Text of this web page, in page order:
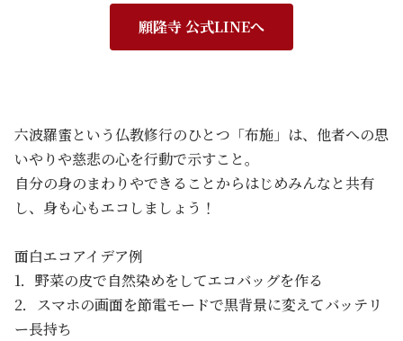
願隆寺 公式LINEへ
六波羅蜜という仏教修行のひとつ「布施」は、他者への思
いやりや慈悲の心を行動で示すこと。
自分の身のまわりやできることからはじめみんなと共有
し、身も心もエコしましょう！
面白エコアイデア例
1．野菜の皮で自然染めをしてエコバッグを作る
2．スマホの画面を節電モードで黒背景に変えてバッテリ
ー長持ち